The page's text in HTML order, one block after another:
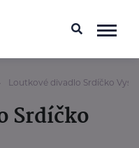
Loutkové divadlo Srdíčko
Srdíčko